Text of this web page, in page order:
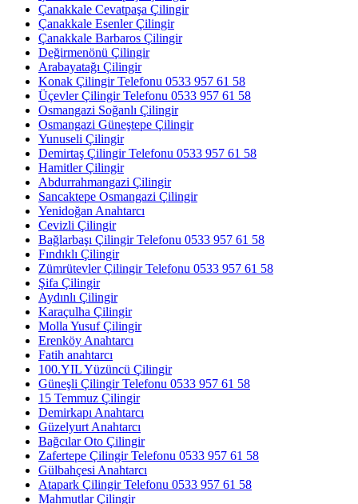
Çanakkale Cevatpaşa Çilingir
Çanakkale Esenler Çilingir
Çanakkale Barbaros Çilingir
Değirmenönü Çilingir
Arabayatağı Çilingir
Konak Çilingir Telefonu 0533 957 61 58
Üçevler Çilingir Telefonu 0533 957 61 58
Osmangazi Soğanlı Çilingir
Osmangazi Güneştepe Çilingir
Yunuseli Çilingir
Demirtaş Çilingir Telefonu 0533 957 61 58
Hamitler Çilingir
Abdurrahmangazi Çilingir
Sancaktepe Osmangazi Çilingir
Yenidoğan Anahtarcı
Cevizli Çilingir
Bağlarbaşı Çilingir Telefonu 0533 957 61 58
Fındıklı Çilingir
Zümrütevler Çilingir Telefonu 0533 957 61 58
Şifa Çilingir
Aydınlı Çilingir
Karaçulha Çilingir
Molla Yusuf Çilingir
Erenköy Anahtarcı
Fatih anahtarcı
100.YIL Yüzüncü Çilingir
Güneşli Çilingir Telefonu 0533 957 61 58
15 Temmuz Çilingir
Demirkapı Anahtarcı
Güzelyurt Anahtarcı
Bağcılar Oto Çilingir
Zafertepe Çilingir Telefonu 0533 957 61 58
Gülbahçesi Anahtarcı
Atapark Çilingir Telefonu 0533 957 61 58
Mahmutlar Çilingir